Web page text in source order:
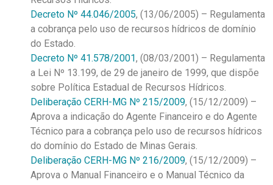
Decreto Nº 44.046/2005, (13/06/2005) – Regulamenta
a cobrança pelo uso de recursos hídricos de domínio
do Estado.
Decreto Nº 41.578/2001, (08/03/2001) – Regulamenta
a Lei Nº 13.199, de 29 de janeiro de 1999, que dispõe
sobre Política Estadual de Recursos Hídricos.
Deliberação CERH-MG Nº 215/2009, (15/12/2009) –
Aprova a indicação do Agente Financeiro e do Agente
Técnico para a cobrança pelo uso de recursos hídricos
do domínio do Estado de Minas Gerais.
Deliberação CERH-MG Nº 216/2009, (15/12/2009) –
Aprova o Manual Financeiro e o Manual Técnico da